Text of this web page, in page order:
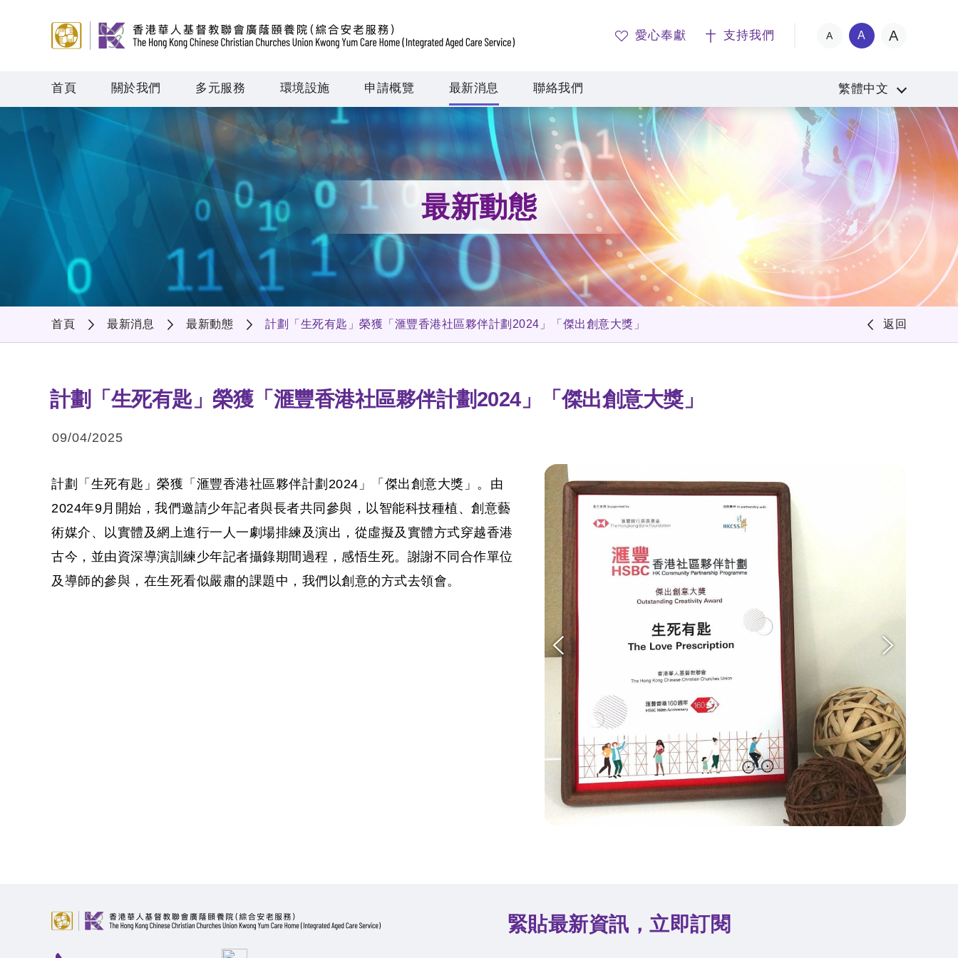
愛心奉獻 支持我們 A A A
首頁 關於我們 多元服務 環境設施 申請概覽 最新消息 聯絡我們 繁體中文
最新動態
首頁 最新消息 最新動態 計劃「生死有匙」榮獲「滙豐香港社區夥伴計劃2024」「傑出創意大獎」 返回
計劃「生死有匙」榮獲「滙豐香港社區夥伴計劃2024」「傑出創意大獎」
09/04/2025
計劃「生死有匙」榮獲「滙豐香港社區夥伴計劃2024」「傑出創意大獎」。由
2024年9月開始，我們邀請少年記者與長者共同參與，以智能科技種植、創意藝
術媒介、以實體及網上進行一人一劇場排練及演出，從虛擬及實體方式穿越香港
古今，並由資深導演訓練少年記者攝錄期間過程，感悟⽣死。謝謝不同合作單位
及導師的參與，在生死看似嚴肅的課題中，我們以創意的方式去領會。
緊貼最新資訊，立即訂閱